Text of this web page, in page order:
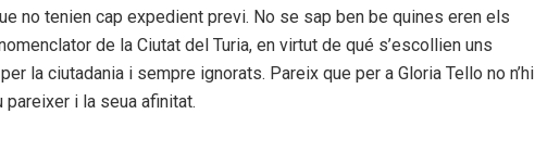
no tenien cap expedient previ. No se sap ben be quines eren els
de la Ciutat del Turia, en virtut de qué s’escollien uns
la ciutadania i sempre ignorats. Pareix que per a Gloria Tello no n’hi
i la seua afinitat.